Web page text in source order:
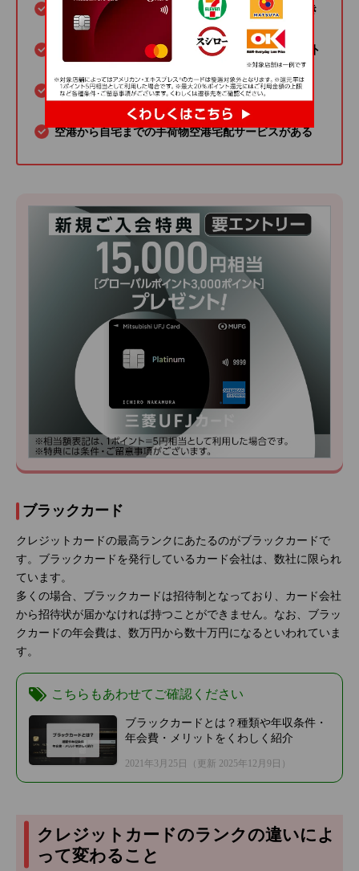
24時間・365日のコンシェルジュサービスを利用でき
海外旅行傷害保険で最高1億円まで補償される（海外
旅行傷害保険の自動付帯分は最高5,000万円）
国内外の空港ラウンジを利用できる、プライオリテ
ィ・パスに無料で入会できる
空港から自宅までの手荷物空港宅配サービスがある
ブラックカード
クレジットカードの最高ランクにあたるのがブラックカードで
す。ブラックカードを発行しているカード会社は、数社に限られ
ています。
多くの場合、ブラックカードは招待制となっており、カード会社
から招待状が届かなければ持つことができません。なお、ブラッ
クカードの年会費は、数万円から数十万円になるといわれていま
す。
こちらもあわせてご確認ください
ブラックカードとは？種類や年収条件・
年会費・メリットをくわしく紹介
2021年3月25日 （更新 2025年12月9日）
クレジットカードのランクの違いによ
って変わること